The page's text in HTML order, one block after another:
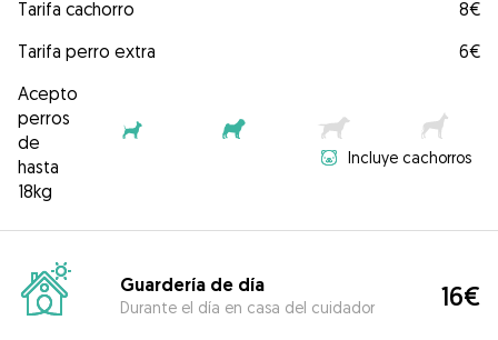
Tarifa cachorro
8€
Tarifa perro extra
6€
Acepto
perros
de
hasta
18kg
Incluye cachorros
Guardería de día
Durante el día en casa del cuidador 16€